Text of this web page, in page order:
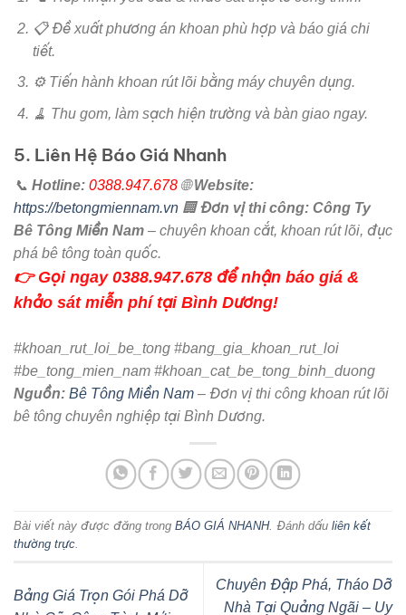
📋 Đề xuất phương án khoan phù hợp và báo giá chi
tiết.
⚙️ Tiến hành khoan rút lõi bằng máy chuyên dụng.
🧹 Thu gom, làm sạch hiện trường và bàn giao ngay.
5. Liên Hệ Báo Giá Nhanh
📞 Hotline: 0388.947.678 🌐Website:
https://betongmiennam.vn 🏢Đơn vị thi công: Công Ty
Bê Tông Miền Nam – chuyên khoan cắt, khoan rút lõi, đục
phá bê tông toàn quốc.
👉 Gọi ngay 0388.947.678 để nhận báo giá &
khảo sát miễn phí tại Bình Dương!
#khoan_rut_loi_be_tong #bang_gia_khoan_rut_loi
#be_tong_mien_nam #khoan_cat_be_tong_binh_duong
Nguồn: Bê Tông Miền Nam – Đơn vị thi công khoan rút lõi
bê tông chuyên nghiệp tại Bình Dương.
Bài viết này được đăng trong BÁO GIÁ NHANH. Đánh dấu liên kết
thường trực.
Bảng Giá Trọn Gói Phá Dỡ
Chuyên Đập Phá, Tháo Dỡ
Nhà Tại Quảng Ngãi – Uy